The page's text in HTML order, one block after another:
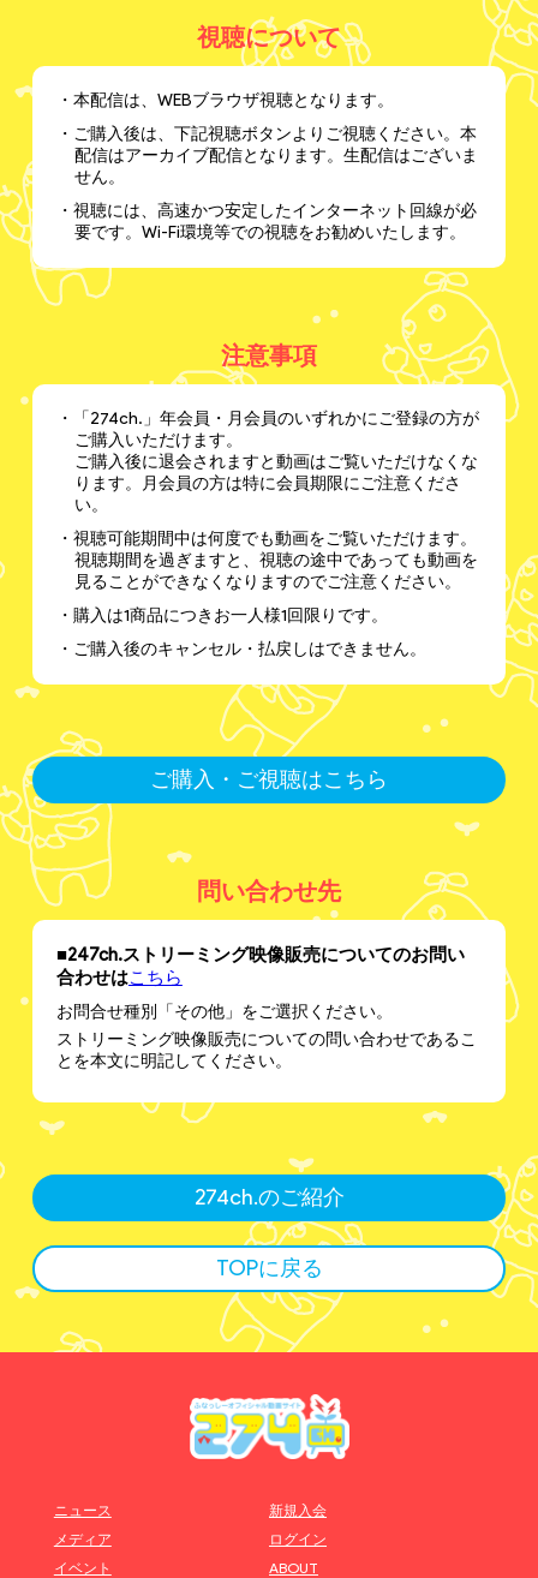
視聴について
・本配信は、WEBブラウザ視聴となります。
・ご購入後は、下記視聴ボタンよりご視聴ください。本
配信はアーカイブ配信となります。生配信はございま
せん。
・視聴には、高速かつ安定したインターネット回線が必
要です。Wi-Fi環境等での視聴をお勧めいたします。
注意事項
・「274ch.」年会員・月会員のいずれかにご登録の方が
ご購入いただけます。
ご購入後に退会されますと動画はご覧いただけなくな
ります。月会員の方は特に会員期限にご注意くださ
い。
・視聴可能期間中は何度でも動画をご覧いただけます。
視聴期間を過ぎますと、視聴の途中であっても動画を
見ることができなくなりますのでご注意ください。
・購入は1商品につきお一人様1回限りです。
・ご購入後のキャンセル・払戻しはできません。
ご購入・ご視聴はこちら
問い合わせ先
■247ch.ストリーミング映像販売についてのお問い
合わせはこちら
お問合せ種別「その他」をご選択ください。
ストリーミング映像販売についての問い合わせであるこ
とを本文に明記してください。
274ch.のご紹介
TOPに戻る
ニュース
メディア
イベント
新規入会
ログイン
ABOUT